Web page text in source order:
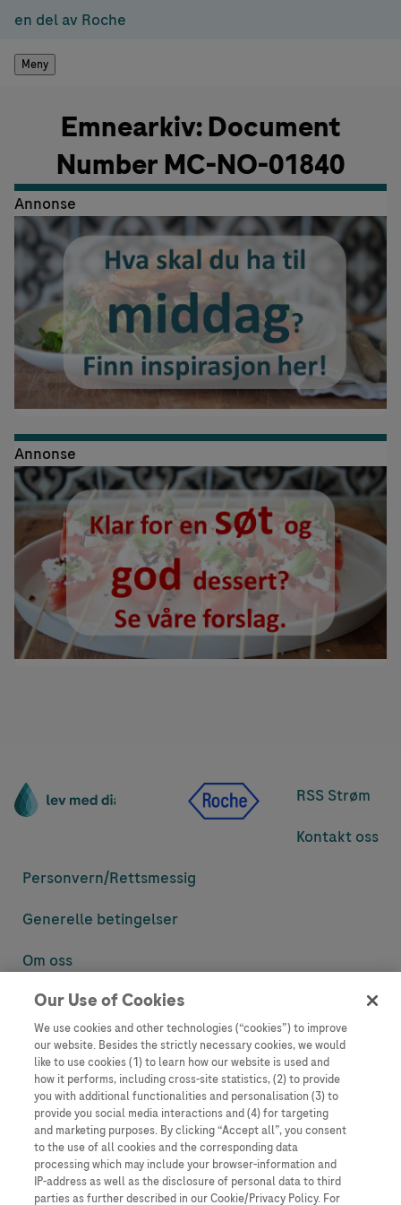
en del av Roche
Meny
Emnearkiv: Document
Number MC-NO-01840
Annonse
Annonse
RSS Strøm
Kontakt oss
Personvern/Rettsmessig
Generelle betingelser
Om oss
Denne nettsiden inneholder informasjon som er målsatt til en stor
informasjon som ellers ikke er tilgjengelig eller gyldig i ditt land.
Vennligst vær oppmerksom på at vi ikke tar noe ansvar for tilgang til
informasjon som muligens ikke er i samsvar med noen gyldig juridisk
prosess, regulering, registrering eller bruk i bostedslandet ditt.
Roche har ikke alltid mulighet til å kvalitetssikre andres innlegg, men
vil fjerne villedende eller upassende innlegg så langt det lar seg gjøre.
Vi har ikke ansvar for innhold på eksterne nettsider som det lenkes til.
Kopiering av materiale fra dette nettstedet for bruk annet sted er ikke
tillatt uten avtale. Nettstedet selger plass til annonsører, og slikt
Our Use of Cookies
We use cookies and other technologies (“cookies”) to improve
our website. Besides the strictly necessary cookies, we would
like to use cookies (1) to learn how our website is used and
how it performs, including cross-site statistics, (2) to provide
you with additional functionalities and personalisation (3) to
provide you social media interactions and (4) for targeting
and marketing purposes. By clicking “Accept all”, you consent
to the use of all cookies and the corresponding data
processing which may include your browser-information and
IP-address as well as the disclosure of personal data to third
parties as further described in our Cookie/Privacy Policy. For